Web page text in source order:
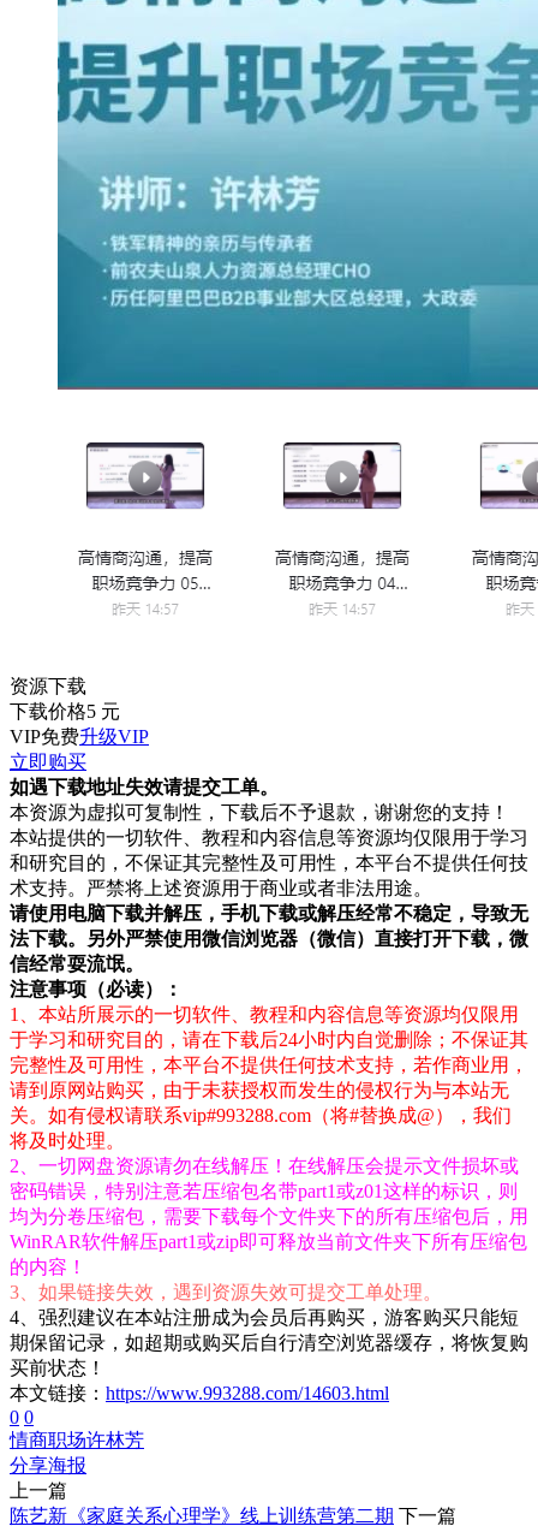
资源下载
下载价格5 元
VIP免费升级VIP
立即购买
如遇下载地址失效请提交工单。
本资源为虚拟可复制性，下载后不予退款，谢谢您的支持！
本站提供的一切软件、教程和内容信息等资源均仅限用于学习
和研究目的，不保证其完整性及可用性，本平台不提供任何技
术支持。严禁将上述资源用于商业或者非法用途。
请使用电脑下载并解压，手机下载或解压经常不稳定，导致无
法下载。另外严禁使用微信浏览器（微信）直接打开下载，微
信经常耍流氓。
注意事项（必读）：
1、本站所展示的一切软件、教程和内容信息等资源均仅限用
于学习和研究目的，请在下载后24小时内自觉删除；不保证其
完整性及可用性，本平台不提供任何技术支持，若作商业用，
请到原网站购买，由于未获授权而发生的侵权行为与本站无
关。如有侵权请联系vip#993288.com（将#替换成@），我们
将及时处理。
2、一切网盘资源请勿在线解压！在线解压会提示文件损坏或
密码错误，特别注意若压缩包名带part1或z01这样的标识，则
均为分卷压缩包，需要下载每个文件夹下的所有压缩包后，用
WinRAR软件解压part1或zip即可释放当前文件夹下所有压缩包
的内容！
3、如果链接失效，遇到资源失效可提交工单处理。
4、强烈建议在本站注册成为会员后再购买，游客购买只能短
期保留记录，如超期或购买后自行清空浏览器缓存，将恢复购
买前状态！
本文链接： https://www.993288.com/14603.html
0 0
情商职场许林芳
分享海报
上一篇
陈艺新《家庭关系心理学》线上训练营第二期 下一篇